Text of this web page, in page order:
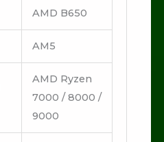
AMD B650
AM5
AMD Ryzen
7000 / 8000 /
9000